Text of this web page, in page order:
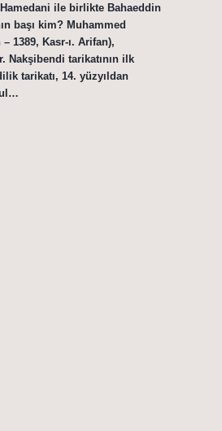
Hamedani ile birlikte Bahaeddin
başı kim? Muhammed
Nakşibendi tarikatının ilk
tarikatı, 14. yüzyıldan